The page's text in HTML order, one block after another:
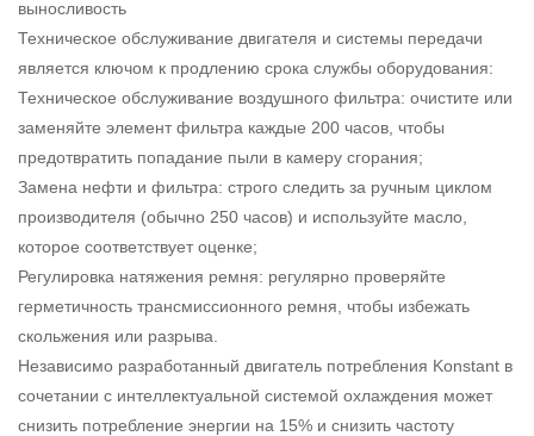
выносливость
Техническое обслуживание двигателя и системы передачи
является ключом к продлению срока службы оборудования:
Техническое обслуживание воздушного фильтра: очистите или
заменяйте элемент фильтра каждые 200 часов, чтобы
предотвратить попадание пыли в камеру сгорания;
Замена нефти и фильтра: строго следить за ручным циклом
производителя (обычно 250 часов) и используйте масло,
которое соответствует оценке;
Регулировка натяжения ремня: регулярно проверяйте
герметичность трансмиссионного ремня, чтобы избежать
скольжения или разрыва.
Независимо разработанный двигатель потребления Konstant в
сочетании с интеллектуальной системой охлаждения может
снизить потребление энергии на 15% и снизить частоту